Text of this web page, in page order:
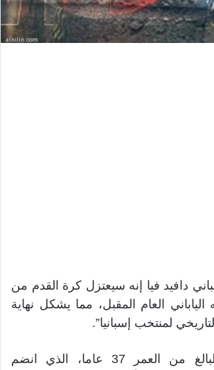
دافيد فيا إنه سيعتزل كرة القدم من
العام المقبل، مما يشكل نهاية
لمنتخب إسبانيا”.
وذكر اللاعب، البالغ من العمر 37 عاما، الذي انضم